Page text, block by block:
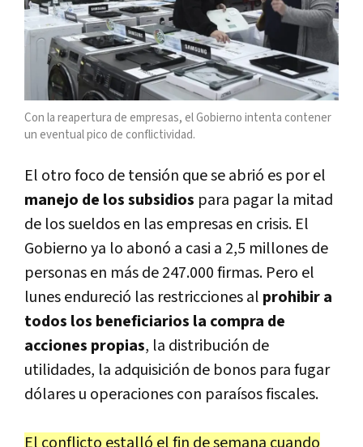
Con la reapertura de empresas, el Gobierno intenta contener
un eventual pico de conflictividad.
El otro foco de tensión que se abrió es por el
manejo de los subsidios para pagar la mitad
de los sueldos en las empresas en crisis. El
Gobierno ya lo abonó a casi a 2,5 millones de
personas en más de 247.000 firmas. Pero el
lunes endureció las restricciones al prohibir a
todos los beneficiarios la compra de
acciones propias, la distribución de
utilidades, la adquisición de bonos para fugar
dólares u operaciones con paraísos fiscales.
El conflicto estalló el fin de semana cuando